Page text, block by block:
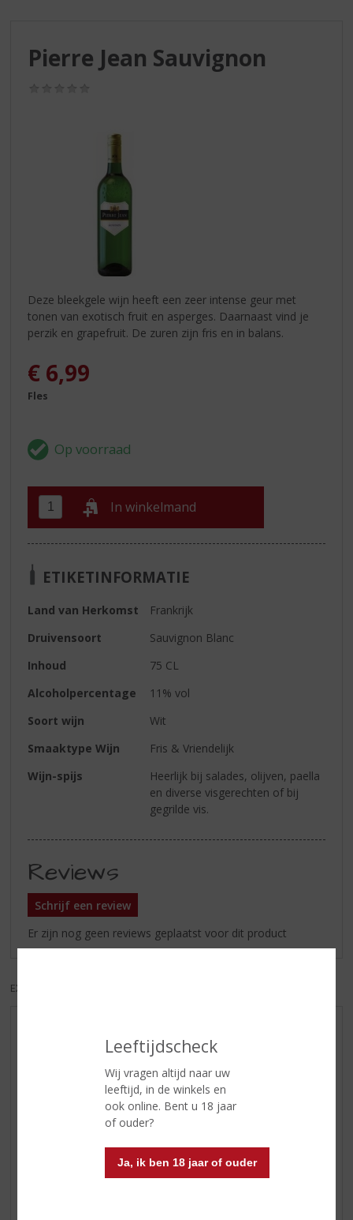
Leeftijdscheck
Wij vragen altijd naar uw
leeftijd, in de winkels en
ook online. Bent u 18 jaar
of ouder?
Ja, ik ben 18 jaar of ouder
Pierre Jean Sauvignon
Deze bleekgele wijn heeft een zeer intense geur met
tonen van exotisch fruit en asperges. Daarnaast vind je
perzik en grapefruit. De zuren zijn fris en in balans.
€ 6,99
Fles
In winkelmand
ETIKETINFORMATIE
Land van Herkomst
Frankrijk
Druivensoort
Sauvignon Blanc
Inhoud
75 CL
Alcoholpercentage
11% vol
Soort wijn
Wit
Smaaktype Wijn
Fris & Vriendelijk
Wijn-spijs
Heerlijk bij salades, olijven, paella
en diverse visgerechten of bij
gegrilde vis.
Reviews
Schrijf een review
Er zijn nog geen reviews geplaatst voor dit product
EXCL. BTW
WIJN VAN DE MAAND
WHISKY VAN DE MAAND
RUM VAN DE MAAND
BIER VAN DE MAAND
SPIRIT VAN DE MAAND
EXCLUSIEF TOPSLIJTER